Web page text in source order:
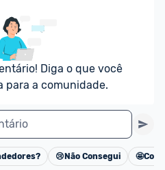
loja” em uma oferta do
ser redirecionado(a)
vendedores (dinâmica
fique atento e sempre
o mesmo indicado na
Diga o que você
para a comunidade.
Cancelar
😢 Não Consegui 🤩